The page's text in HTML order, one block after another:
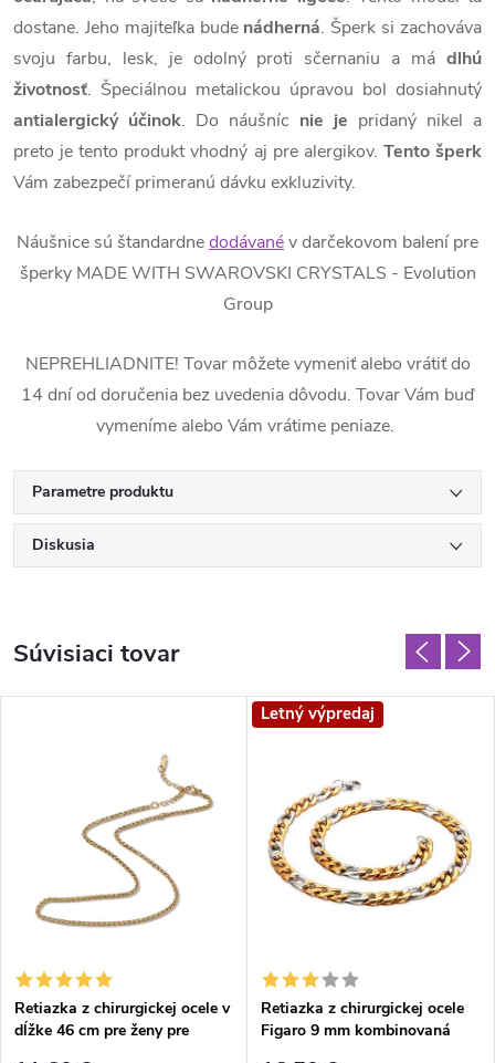
dostane. Jeho majiteľka bude nádherná. Šperk si zachováva
svoju farbu, lesk, je odolný proti sčernaniu a má dlhú
životnosť. Špeciálnou metalickou úpravou bol dosiahnutý
antialergický účinok. Do náušníc nie je pridaný nikel a
preto je tento produkt vhodný aj pre alergikov. Tento šperk
Vám zabezpečí primeranú dávku exkluzivity.
Náušnice sú štandardnedodávanév darčekovom balení pre
šperky MADE WITH SWAROVSKI CRYSTALS - Evolution
Group
NEPREHLIADNITE! Tovar môžete vymeniť alebo vrátiť do
14 dní od doručenia bez uvedenia dôvodu. Tovar Vám buď
vymeníme alebo Vám vrátime peniaze.
Parametre produktu
Diskusia
Súvisiaci tovar
Retiazka z chirurgickej ocele v
dĺžke 46 cm pre ženy pre
Letný výpredaj
Retiazka z chirurgickej ocele
Figaro 9 mm kombinovaná